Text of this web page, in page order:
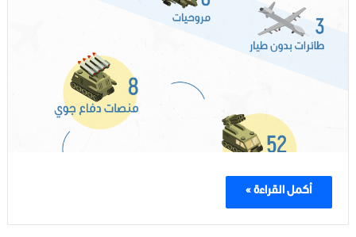
أكمل القراءة »